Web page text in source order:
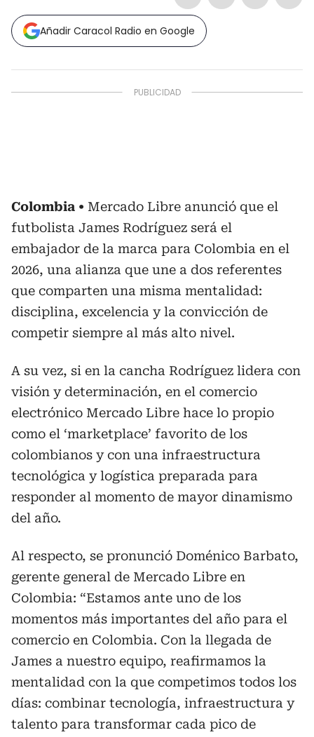
Añadir Caracol Radio en Google
Colombia
Mercado Libre anunció que el
futbolista James Rodríguez será el
embajador de la marca para Colombia en el
2026, una alianza que une a dos referentes
que comparten una misma mentalidad:
disciplina, excelencia y la convicción de
competir siempre al más alto nivel.
A su vez, si en la cancha Rodríguez lidera con
visión y determinación, en el comercio
electrónico Mercado Libre hace lo propio
como el ‘marketplace’ favorito de los
colombianos y con una infraestructura
tecnológica y logística preparada para
responder al momento de mayor dinamismo
del año.
Al respecto, se pronunció Doménico Barbato,
gerente general de Mercado Libre en
Colombia: “Estamos ante uno de los
momentos más importantes del año para el
comercio en Colombia. Con la llegada de
James a nuestro equipo, reafirmamos la
mentalidad con la que competimos todos los
días: combinar tecnología, infraestructura y
talento para transformar cada pico de